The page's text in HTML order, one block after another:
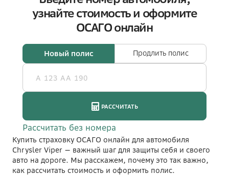
Купить страховку ОСАГО онлайн для автомобиля
Chrysler Viper — важный шаг для защиты себя и своего
авто на дороге. Мы расскажем, почему это так важно,
как рассчитать стоимость и оформить полис.